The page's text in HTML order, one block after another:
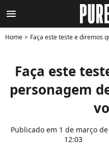
menu
Home Faça este teste e diremos
Faça este
personagem
Publicado em 1 de março de
12:03